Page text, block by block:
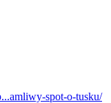
spot-o-tusku/